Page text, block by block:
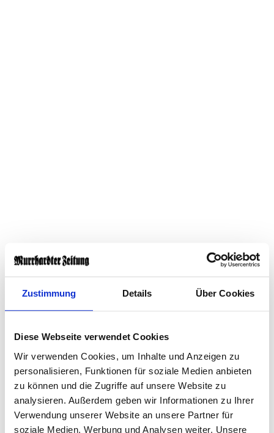
Zustimmung Details Über Cookies
Diese Webseite verwendet Cookies
Wir verwenden Cookies, um Inhalte und Anzeigen zu
personalisieren, Funktionen für soziale Medien anbieten
zu können und die Zugriffe auf unsere Website zu
analysieren. Außerdem geben wir Informationen zu Ihrer
Verwendung unserer Website an unsere Partner für
soziale Medien, Werbung und Analysen weiter. Unsere
Nach einem Raubüberfall auf einen 44-Jährigen in
Meßstetten (Zollernalbkreis) sitzt nun auch eine dritte